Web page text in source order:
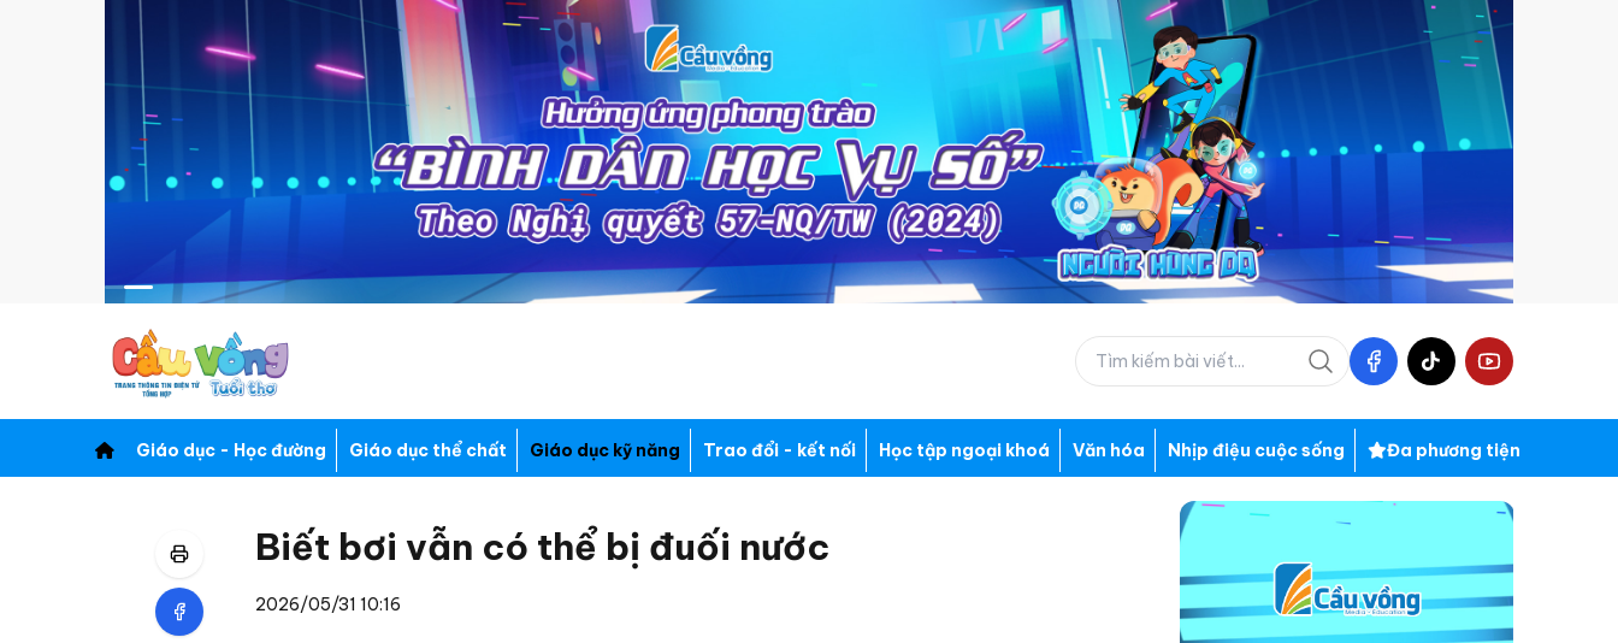
Giáo dục - Học đường Giáo dục thể chất Giáo dục kỹ năng Trao đổi - kết nối Học tập ngoại khoá Văn hóa Nhịp điệu cuộc sống Đa phương tiện
Biết bơi vẫn có thể bị đuối nước
2026/05/31 10:16